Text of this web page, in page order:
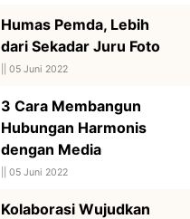
Humas Pemda, Lebih
dari Sekadar Juru Foto
05 Juni 2022
3 Cara Membangun
Hubungan Harmonis
dengan Media
05 Juni 2022
Kolaborasi Wujudkan